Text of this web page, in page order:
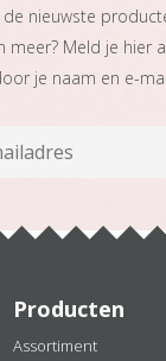
nieuwste
meer? Meld je hier
je naam en e-
Producten
Assortiment